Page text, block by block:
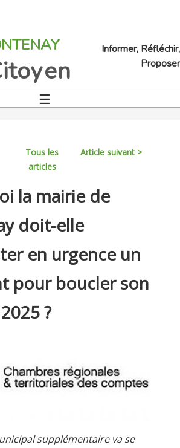
Informer, Réfléchir,
Proposer
☰
Tous les
articles
Article suivant >
la mairie de
doit-elle
en urgence un
pour boucler son
?
supplémentaire va se